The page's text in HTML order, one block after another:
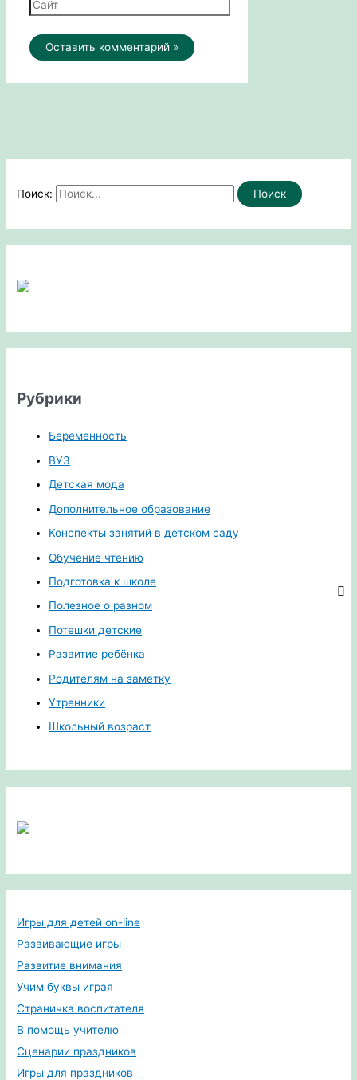
Поиск:
Рубрики
Беременность
ВУЗ
Детская мода
Дополнительное образование
Конспекты занятий в детском саду
Обучение чтению
Подготовка к школе
Полезное о разном
Потешки детские
Развитие ребёнка
Родителям на заметку
Утренники
Школьный возраст
Игры для детей on-line
Развивающие игры
Развитие внимания
Учим буквы играя
Страничка воспитателя
В помощь учителю
Сценарии праздников
Игры для праздников